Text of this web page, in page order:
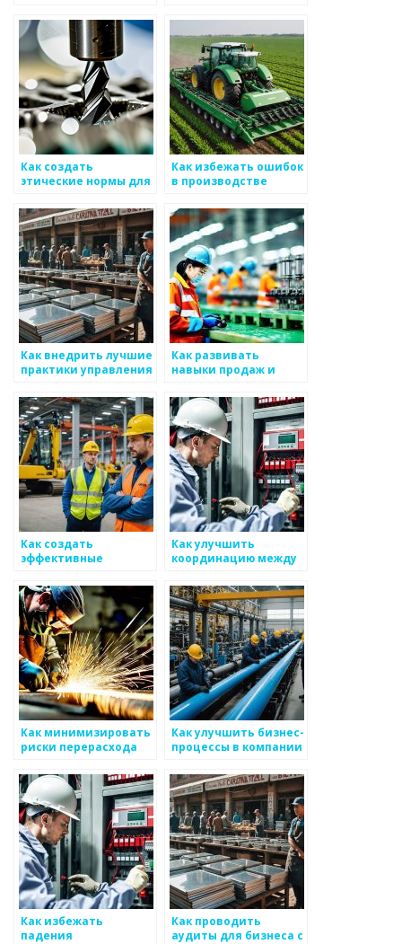
процесса
металлических
изделий
металоизделиями
Как создать
этические нормы для
металоизделиями
Как избежать ошибок
в производстве
Как внедрить лучшие
практики управления
металлоизделий
Как развивать
навыки продаж и
работы с
металоизделиями
Как создать
эффективные
при работе с
металоизделиями
Как улучшить
координацию между
производстве
металлоизделий
Как минимизировать
риски перерасхода
в сфере
металоизделий
Как улучшить бизнес-
процессы в компании
металлоизделий
Как избежать
падения
Как проводить
аудиты для бизнеса с